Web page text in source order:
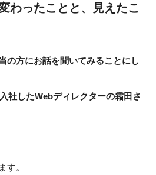
わったことと、見えたこ
の方にお話を聞いてみることにし
社したWebディレクターの霜田さ
す。